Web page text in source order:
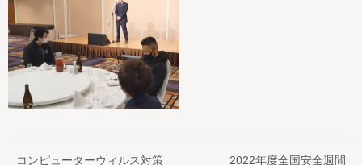
コンピューターウィルス対策 2022年度全国安全週間